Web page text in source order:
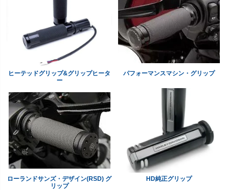
ヒーテッドグリップ&グリップヒータ
ー
パフォーマンスマシン・グリップ
ローランドサンズ・デザイン(RSD) グ
リップ
HD純正グリップ